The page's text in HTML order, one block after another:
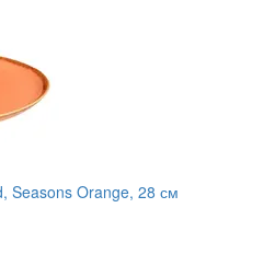
Seasons Orange, 28 см